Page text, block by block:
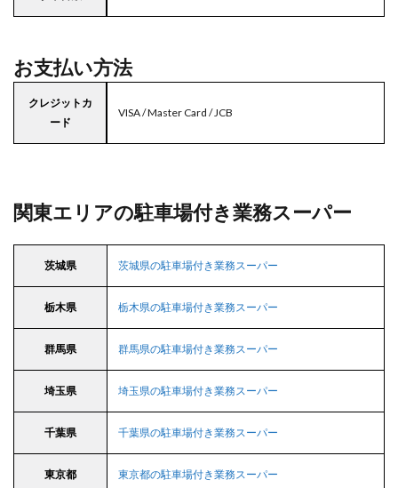
お支払い方法
クレジットカ
ード
VISA / Master Card / JCB
関東エリアの駐車場付き業務スーパー
茨城県 茨城県の駐車場付き業務スーパー
栃木県 栃木県の駐車場付き業務スーパー
群馬県 群馬県の駐車場付き業務スーパー
埼玉県 埼玉県の駐車場付き業務スーパー
千葉県 千葉県の駐車場付き業務スーパー
東京都 東京都の駐車場付き業務スーパー